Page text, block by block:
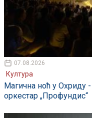
07.08.2026
Култура
Магична ноћ у Охриду
оркестар „Профундис“